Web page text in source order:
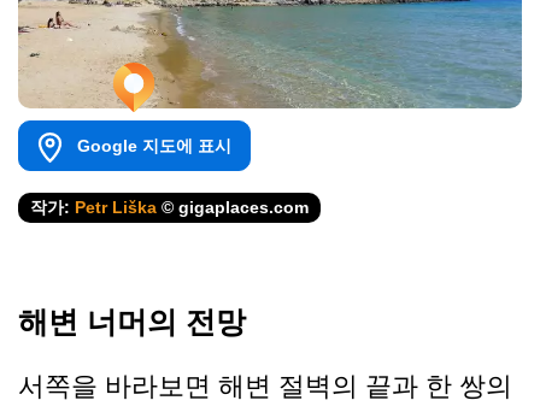
Google 지도에 표시
작가: Petr Liška © gigaplaces.com
해변 너머의 전망
서쪽을 바라보면 해변 절벽의 끝과 한 쌍의